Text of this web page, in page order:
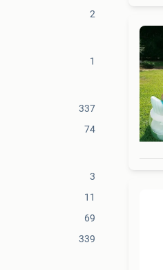
2
1
337
74
3
11
69
339